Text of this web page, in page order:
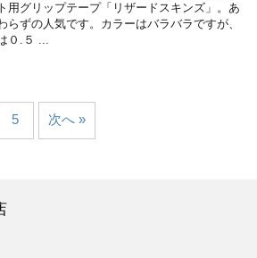
用グリップテープ「リザードスキンズ」。あ
らずの人気です。カラーはバラバラですが、
０.５ ...
5 次へ »